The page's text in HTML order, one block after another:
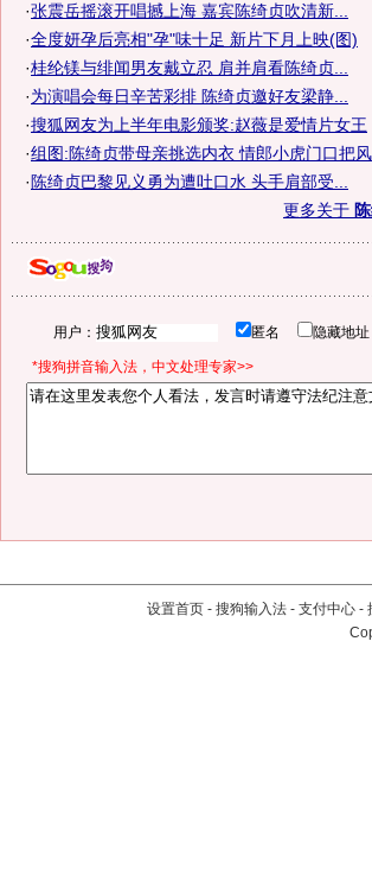
·张震岳摇滚开唱撼上海 嘉宾陈绮贞吹清新...
·全度妍孕后亮相"孕"味十足 新片下月上映(图)
·桂纶镁与绯闻男友戴立忍 肩并肩看陈绮贞...
·为演唱会每日辛苦彩排 陈绮贞邀好友梁静...
·搜狐网友为上半年电影颁奖:赵薇是爱情片女王
·组图:陈绮贞带母亲挑选内衣 情郎小虎门口把风
· 陈绮贞巴黎见义勇为遭吐口水 头手肩部受...
更多关于
用户： 匿名 隐藏地
*搜狗拼音输入法，中文处理专家>>
设置首页 - 搜狗输入法 - 支付中心 -